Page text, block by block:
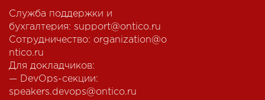
Служба поддержки и
бухгалтерия: support@ontico.ru
Сотрудничество: organization@o
ntico.ru
Для докладчиков:
— DevOps-секции:
speakers.devops@ontico.ru